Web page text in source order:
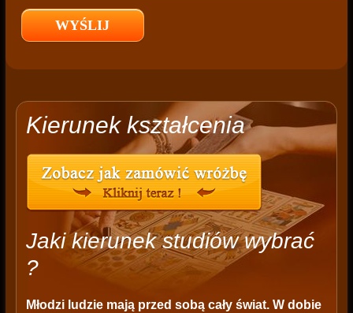
Kierunek kształcenia
Jaki kierunek studiów wybrać
?
Młodzi ludzie mają przed sobą cały świat. W dobie